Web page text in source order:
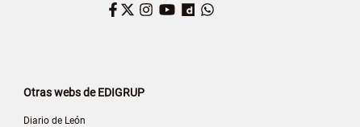
Facebook
Twitter
Instagram
YouTube
Dailymotion
Otras webs de EDIGRUP
Diario de León